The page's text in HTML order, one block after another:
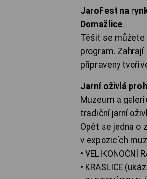
JaroFest na
Domažlice.
Těšit se můžete
program. Zahrají
připraveny
Jarní oživlá
Muzeum a
tradiční jarní
Opět se jedná o
v expozicích
• VELIKONOČNÍ
• KRASLICE